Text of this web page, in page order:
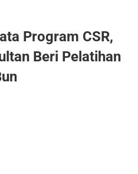
Program CSR,
Beri Pelatihan